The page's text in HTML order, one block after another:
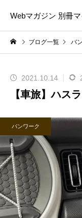
Webマガジン 別冊マ
ブログ一覧 バ
2021.10.14
【車旅】ハス
バンワーク